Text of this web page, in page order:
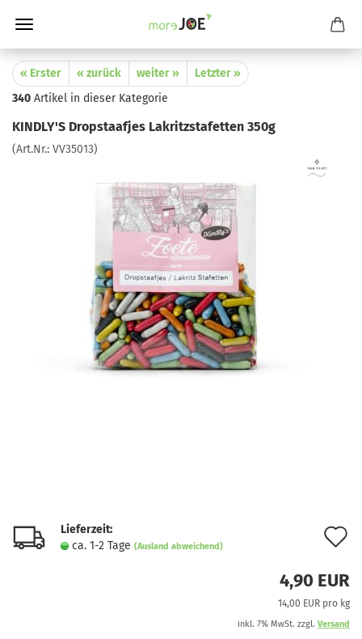
« Erster « zurück weiter »
Letzter »
340 Artikel in dieser Kategorie
KINDLY'S Dropstaafjes Lakritzstafetten 350g
(Art.Nr.: VV35013)
Lieferzeit:
ca. 1-2 Tage (Ausland abweichend)
4,90 EUR
14,00 EUR pro kg
inkl. 7% MwSt. zzgl. Versand